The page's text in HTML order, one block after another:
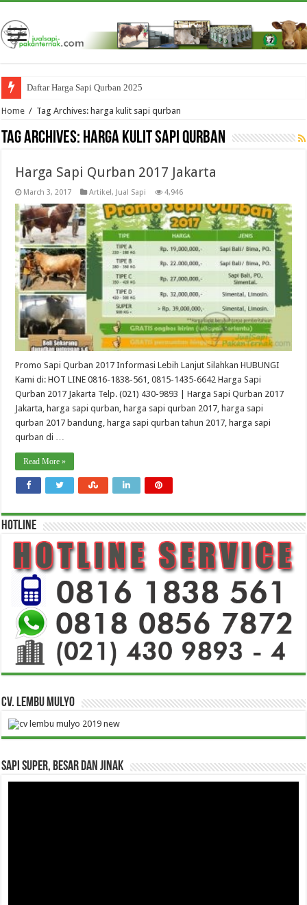
Daftar Harga Sapi Qurban 2025
Home / Tag Archives: harga kulit sapi qurban
Tag Archives: harga kulit sapi qurban
Harga Sapi Qurban 2017 Jakarta
March 3, 2017 Artikel, Jual Sapi 4,946
Promo Sapi Qurban 2017 Informasi Lebih Lanjut Silahkan HUBUNGI
Kami di: HOT LINE 0816-1838-561, 0815-1435-6642 Harga Sapi
Qurban 2017 Jakarta Telp. (021) 430-9893 | Harga Sapi Qurban 2017
Jakarta, harga sapi qurban, harga sapi qurban 2017, harga sapi
qurban 2017 bandung, harga sapi qurban tahun 2017, harga sapi
qurban di …
Read More »
HOTLINE
CV. Lembu Mulyo
Sapi Super, Besar dan Jinak